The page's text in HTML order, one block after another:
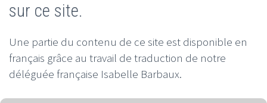
sur ce site.
Une partie du contenu de ce site est disponible en
français grâce au travail de traduction de notre
déléguée française Isabelle Barbaux.